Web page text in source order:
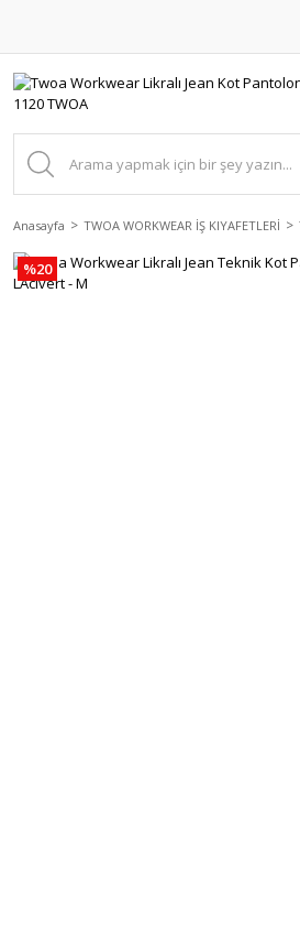
Anasayfa TWOA WORKWEAR İŞ KIYAFETLERİ
%20